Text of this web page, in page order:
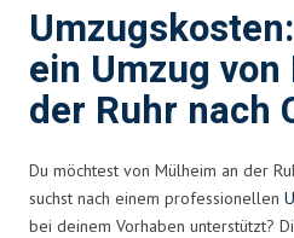
ein Umzug
der Ruhr nach
Du möchtest von Mülheim an der
suchst nach einem professionellen
bei deinem Vorhaben unterstützt?